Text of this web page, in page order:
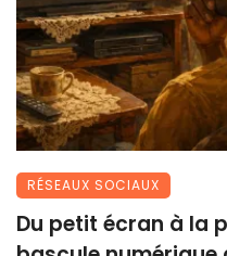
RÉSEAUX SOCIAUX
Du petit écran à la